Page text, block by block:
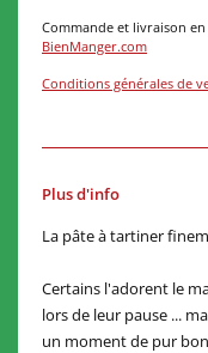
Commande et livraison en
BienManger.com
Conditions générales de
Plus d'info
La pâte à tartiner
Certains l'adorent le
lors de leur pause ...
un moment de pur